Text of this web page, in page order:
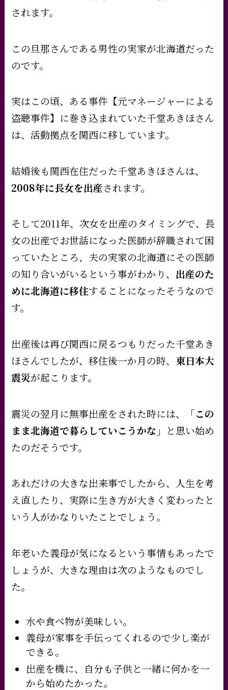
されます。
この旦那さんである男性の実家が北海道だった
のです。
実はこの頃、ある事件【元マネージャーによる
盗聴事件】に巻き込まれていた千堂あきほさん
は、活動拠点を関西に移しています。
結婚後も関西在住だった千堂あきほさんは、
2008年に長女を出産されます。
そして2011年、次女を出産のタイミングで、長
女の出産でお世話になった医師が辞職されて困
っていたところ、夫の実家の北海道にその医師
の知り合いがいるという事がわかり、 出産のた
めに北海道に移住することになったそうなので
す。
出産後は再び関西に戻るつもりだった千堂あき
ほさんでしたが、移住後一か月の時、 東日本大
震災が起こります。
震災の翌月に無事出産をされた時には、
「この
まま北海道で暮らしていこうかな」 と思い始め
たのだそうです。
あれだけの大きな出来事でしたから、人生を考
え直したり、実際に生き方が大きく変わったと
いう人がかなりいたことでしょう。
年老いた義母が気になるという事情もあったで
しょうが、大きな理由は次のようなものでし
た。
水や食べ物が美味しい。
義母が家事を手伝ってくれるので少し楽が
できる。
出産を機に、自分も子供と一緒に何かを一
から始めたかった。